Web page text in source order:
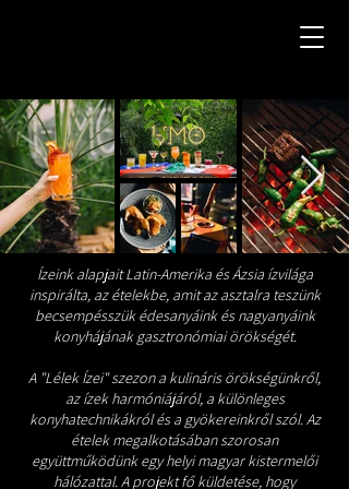
Ízeink alapjait Latin-Amerika és Ázsia ízvilága
inspirálta, az ételekbe, amit az asztalra teszünk
becsempésszük édesanyáink és nagyanyáink
konyhájának gasztronómiai örökségét.
A "Lélek Ízei" szezon a kulináris örökségünkről,
az ízek harmóniájáról, a különleges
konyhatechnikákról és a gyökereinkről szól. Az
ételek megalkotásában szorosan
együttműködünk egy helyi magyar kistermelői
hálózattal. A projekt fő küldetése, hogy